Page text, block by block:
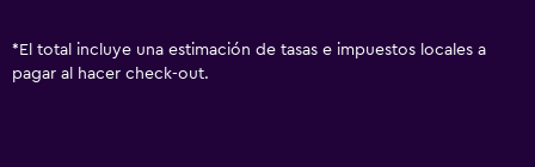
* El total incluye una estimación de tasas e impuestos locales a
pagar al hacer check-out.